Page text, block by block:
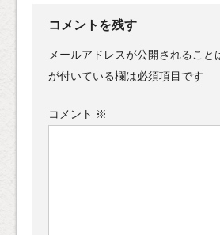
コメントを残す
メールアドレスが公開されること
が付いている欄は必須項目です
コメント ※